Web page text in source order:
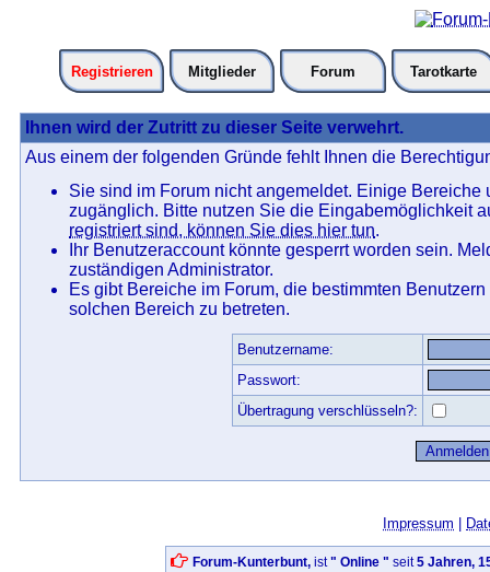
Registrieren Mitglieder Forum Tarotkarte
Ihnen wird der Zutritt zu dieser Seite verwehrt.
Aus einem der folgenden Gründe fehlt Ihnen die
Sie sind im Forum nicht angemeldet. Einige
zugänglich. Bitte nutzen Sie die Eingabemöglichkeit
registriert sind, können Sie dies hier tun.
Ihr Benutzeraccount könnte gesperrt worden sein.
zuständigen Administrator.
Es gibt Bereiche im Forum, die bestimmten
solchen Bereich zu betreten.
Benutzername:
Passwort:
Übertragung verschlüsseln?:
Impressum
Forum-Kunterbunt, ist" Online " seit5 Jahren,